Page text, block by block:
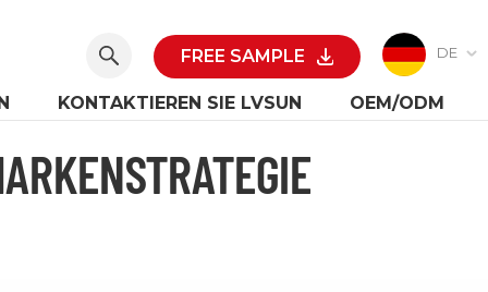
DE
FREE SAMPLE
KONTAKTIEREN SIE LVSUN OEM/ODM